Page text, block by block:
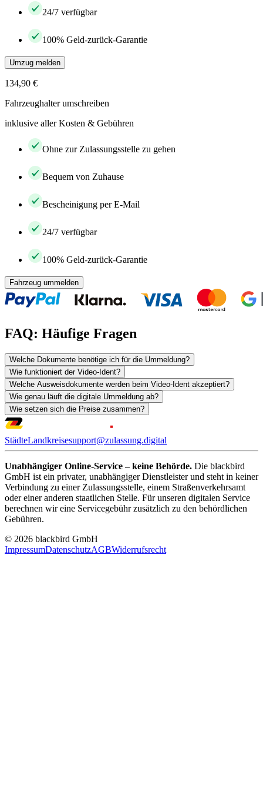
24/7 verfügbar
100% Geld-zurück-Garantie
Umzug melden
134,90 €
Fahrzeughalter umschreiben
inklusive aller Kosten & Gebühren
Ohne zur Zulassungsstelle zu gehen
Bequem von Zuhause
Bescheinigung per E-Mail
24/7 verfügbar
100% Geld-zurück-Garantie
Fahrzeug ummelden
FAQ: Häufige Fragen
Welche Dokumente benötige ich für die Ummeldung?
Wie funktioniert der Video-Ident?
Welche Ausweisdokumente werden beim Video-Ident akzeptiert?
Wie genau läuft die digitale Ummeldung ab?
Wie setzen sich die Preise zusammen?
StädteLandkreisesupport@zulassung.digital
Unabhängiger Online-Service – keine Behörde. Die blackbird
GmbH ist ein privater, unabhängiger Dienstleister und steht in keiner
Verbindung zu einer Zulassungsstelle, einem Straßenverkehrsamt
oder einer anderen staatlichen Stelle. Für unseren digitalen Service
berechnen wir eine Servicegebühr zusätzlich zu den behördlichen
Gebühren.
© 2026 blackbird GmbH
ImpressumDatenschutzAGBWiderrufsrecht